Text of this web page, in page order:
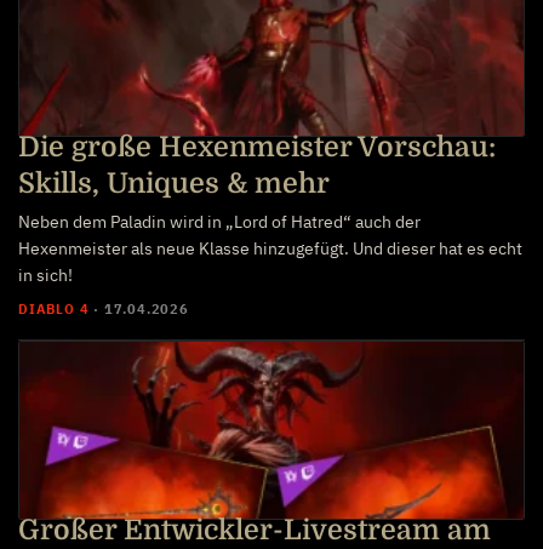
Die große Hexenmeister Vorschau:
Skills, Uniques & mehr
Neben dem Paladin wird in „Lord of Hatred“ auch der
Hexenmeister als neue Klasse hinzugefügt. Und dieser hat es echt
in sich!
DIABLO 4 · 17.04.2026
Großer Entwickler-Livestream am